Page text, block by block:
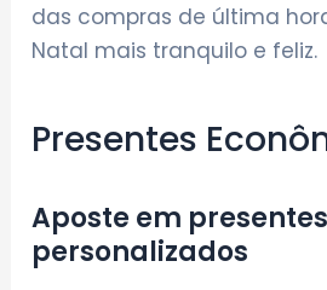
das compras de última
Natal mais tranquilo e feliz.
Presentes
Aposte em presentes
personalizados